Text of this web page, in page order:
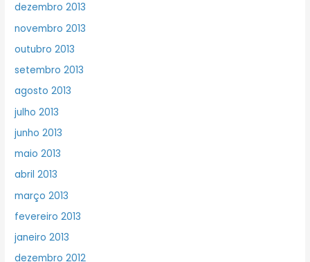
dezembro 2013
novembro 2013
outubro 2013
setembro 2013
agosto 2013
julho 2013
junho 2013
maio 2013
abril 2013
março 2013
fevereiro 2013
janeiro 2013
dezembro 2012